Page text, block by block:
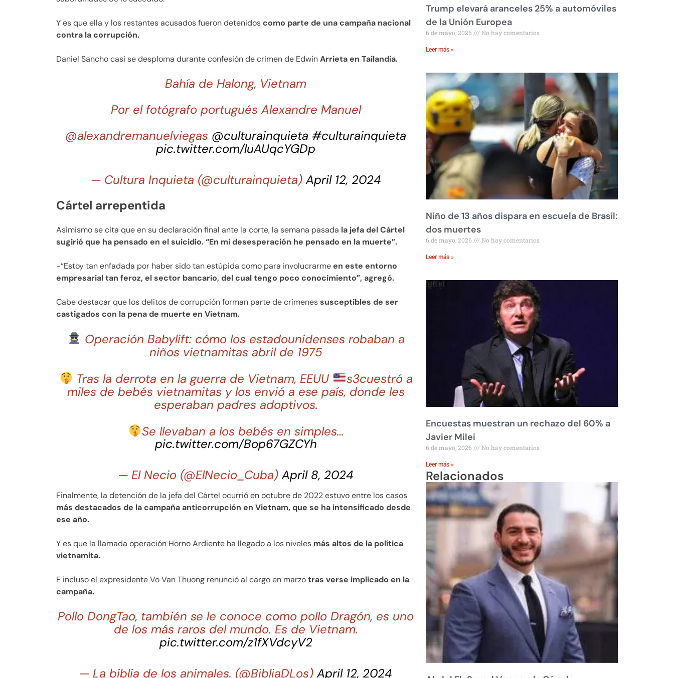
Y es que ella y los restantes acusados fueron detenidoscomo parte de una campaña nacional
contra la corrupción.
Daniel Sancho casi se desploma durante confesión de crimen de EdwinArrieta en Tailandia.
Bahía de Halong, Vietnam
Por el fotógrafo portugués Alexandre Manuel
@alexandremanuelviegas @culturainquieta #culturainquieta
pic.twitter.com/luAUqcYGDp
— Cultura Inquieta (@culturainquieta)April 12, 2024
Cártel arrepentida
Asimismo se cita que en su declaración final ante la corte, la semana pasada la jefa del Cártel
sugirió que ha pensado en el suicidio. “En mi desesperación he pensado en la muerte”.
-“Estoy tan enfadada por haber sido tan estúpida como para involucrarmeen este entorno
empresarial tan feroz, el sector bancario, del cual tengo poco conocimiento”, agregó.
Cabe destacar que los delitos de corrupción forman parte de crímenessusceptibles de ser
castigados con la pena de muerte en Vietnam.
Operación Babylift: cómo los estadounidenses robaban a
niños vietnamitas abril de 1975
Tras la derrota en la guerra de Vietnam, EEUU
s3cuestró a
miles de bebés vietnamitas y los envió a ese país, donde les
esperaban padres adoptivos.
Se llevaban a los bebés en simples…
pic.twitter.com/Bop67GZCYh
— El Necio (@ElNecio_Cuba)April 8, 2024
Finalmente, la detención de la jefa del Cártel ocurrió en octubre de 2022 estuvo entre los casos
más destacados de la campaña anticorrupción en Vietnam, que se ha intensificado desde
ese año.
Y es que la llamada operación Horno Ardiente ha llegado a los niveles más altos de la política
vietnamita.
E incluso el expresidente Vo Van Thuong renunció al cargo en marzotras verse implicado en la
campaña.
Pollo DongTao, también se le conoce como pollo Dragón, es uno
de los más raros del mundo. Es de Vietnam.
pic.twitter.com/z1fXVdcyV2
— La biblia de los animales. (@BibliaDLos)April 12, 2024
Trump elevará aranceles 25% a automóviles
de la Unión Europea
6 de mayo, 2026 No hay comentarios
Leer más »
Niño de 13 años dispara en escuela de Brasil:
dos muertes
6 de mayo, 2026 No hay comentarios
Leer más »
Encuestas muestran un rechazo del 60% a
Javier Milei
6 de mayo, 2026 No hay comentarios
Leer más »
Relacionados